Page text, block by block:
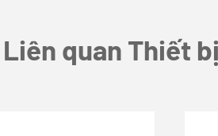
Liên quan Thiết